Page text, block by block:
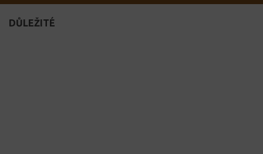
DŮLEŽITÉ